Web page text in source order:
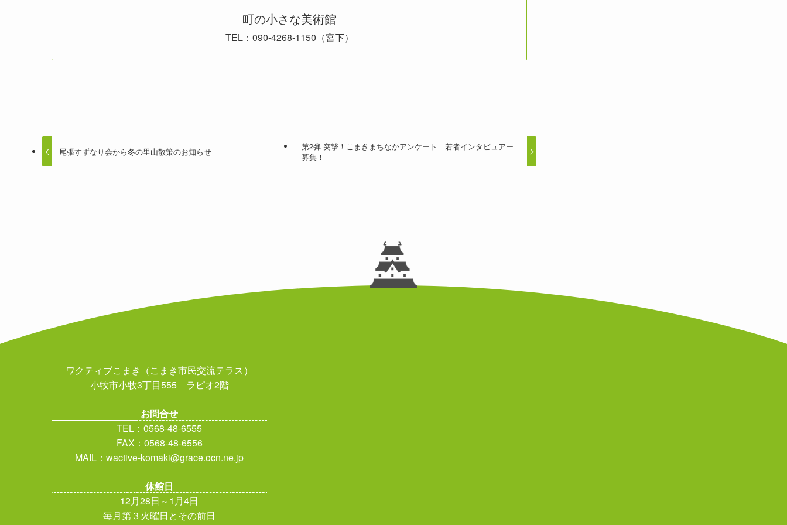
町の小さな美術館
TEL：090-4268-1150（宮下）
尾張すずなり会から冬の里山散策のお知らせ
第2弾 突撃！こまきまちなかアンケート 若者インタビュアー
募集！
ワクティブこまき（こまき市民交流テラス）
小牧市小牧3丁目555 ラピオ2階
お問合せ
TEL：0568-48-6555
FAX：0568-48-6556
MAIL：wactive-komaki@grace.ocn.ne.jp
休館日
12月28日～1月4日
毎月第３火曜日とその前日